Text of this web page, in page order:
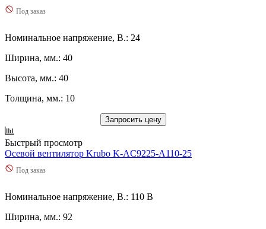
Под заказ
Номинальное напряжение, В.: 24
Ширина, мм.: 40
Высота, мм.: 40
Толщина, мм.: 10
Запросить цену
Быстрый просмотр
Осевой вентилятор Krubo K-AC9225-A110-25
Под заказ
Номинальное напряжение, В.: 110 В
Ширина, мм.: 92